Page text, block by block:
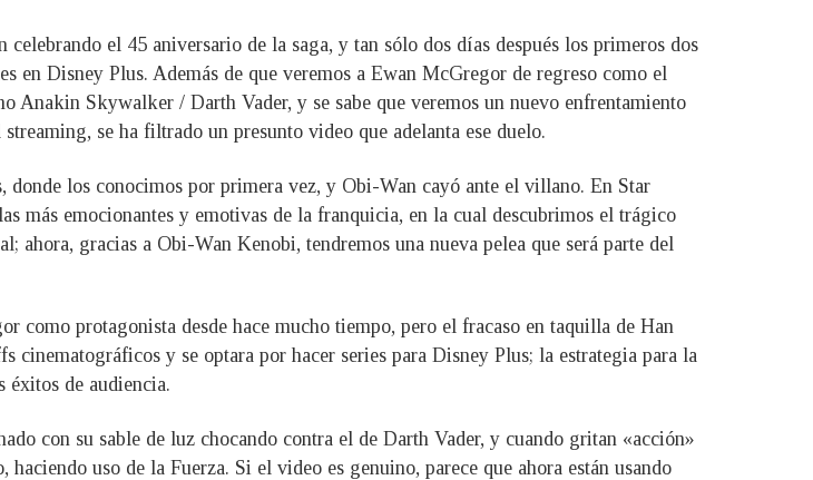
celebrando el 45 aniversario de la saga, y tan sólo dos días después los primeros dos
en Disney Plus. Además de que veremos a Ewan McGregor de regreso como el
Anakin Skywalker / Darth Vader, y se sabe que veremos un nuevo enfrentamiento
se ha filtrado un presunto video que adelanta ese duelo.
los conocimos por primera vez, y Obi-Wan cayó ante el villano. En Star
más emocionantes y emotivas de la franquicia, en la cual descubrimos el trágico
gracias a Obi-Wan Kenobi, tendremos una nueva pelea que será parte del
como protagonista desde hace mucho tiempo, pero el fracaso en taquilla de Han
cinematográficos y se optara por hacer series para Disney Plus; la estrategia para la
éxitos de audiencia.
con su sable de luz chocando contra el de Darth Vader, y cuando gritan «acción»
uso de la Fuerza. Si el video es genuino, parece que ahora están usando